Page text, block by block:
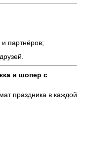
партнёров;
и шопер с
праздника в каждой